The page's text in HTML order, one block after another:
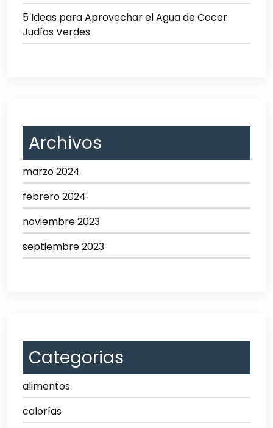
5 Ideas para Aprovechar el Agua de Cocer
Judías Verdes
Archivos
marzo 2024
febrero 2024
noviembre 2023
septiembre 2023
Categorias
alimentos
calorías